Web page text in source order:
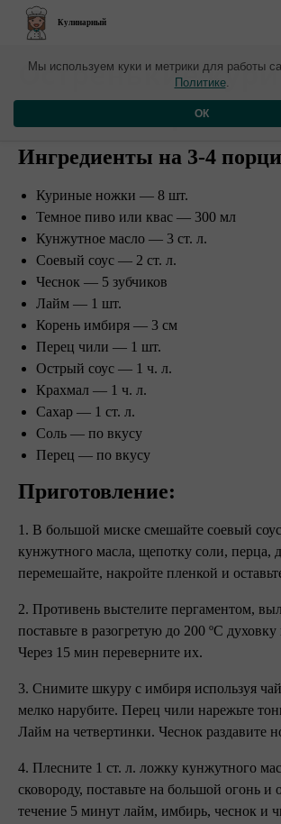
Кулинарный
​Остренькие
ножки в пряном
Ингредиенты на 3-4
Куриные ножки — 8 шт.
Темное пиво или квас — 300 мл
Кунжутное масло — 3 ст. л.
Соевый соус — 2 ст. л.
Чеснок — 5 зубчиков
Лайм — 1 шт.
Корень имбиря — 3 см
Перец чили — 1 шт.
Острый соус — 1 ч. л.
Крахмал — 1 ч. л.
Сахар — 1 ст. л.
Соль — по вкусу
Перец — по вкусу
Приготовление: ⠀
1. В большой миске смешайте соевый
кунжутного масла, щепотку соли, перца,
перемешайте, накройте пленкой и
2. Противень выстелите пергаментом,
поставьте в разогретую до 200 ºC
Через 15 мин переверните их.
3. Снимите шкуру с имбиря используя
мелко нарубите. Перец чили нарежьте
Лайм на четвертинки. Чеснок раздавите
4. Плесните 1 ст. л. ложку кунжутного
сковороду, поставьте на большой огонь и
течение 5 минут лайм, имбирь, чеснок и
Мы используем куки и метрики для работы
Политике.
ОК